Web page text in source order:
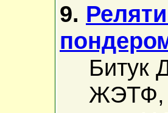
9.
Битук
ЖЭТФ,